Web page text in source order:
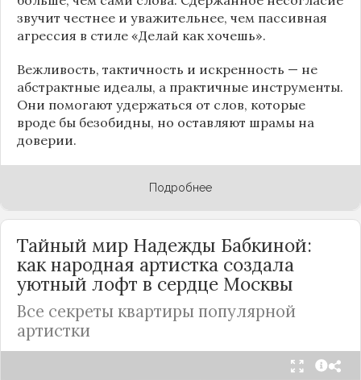
звучит честнее и уважительнее, чем пассивная
агрессия в стиле «Делай как хочешь».
Вежливость, тактичность и искренность — не
абстрактные идеалы, а практичные инструменты.
Они помогают удержаться от слов, которые
вроде бы безобидны, но оставляют шрамы на
доверии.
Подробнее
Тайный мир Надежды Бабкиной:
как народная артистка создала
уютный лофт в сердце Москвы
Все секреты квартиры популярной
артистки